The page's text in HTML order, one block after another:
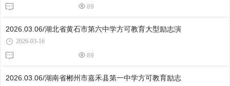
89
2026.03.06/湖北省黄石市第六中学方可教育大型励志演
2026-03-16
89
2026.03.06/湖南省郴州市嘉禾县第一中学方可教育励志